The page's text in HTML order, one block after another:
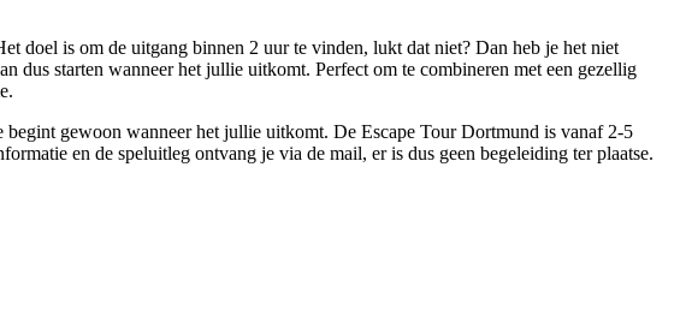
doel is om de uitgang binnen 2 uur te vinden, lukt dat niet? Dan heb je het niet
dus starten wanneer het jullie uitkomt. Perfect om te combineren met een gezellig
gewoon wanneer het jullie uitkomt. De Escape Tour Dortmund is vanaf 2-5
en de speluitleg ontvang je via de mail, er is dus geen begeleiding ter plaatse.